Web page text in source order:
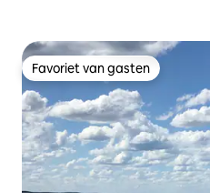
Favoriet van gasten
Favoriet van gasten